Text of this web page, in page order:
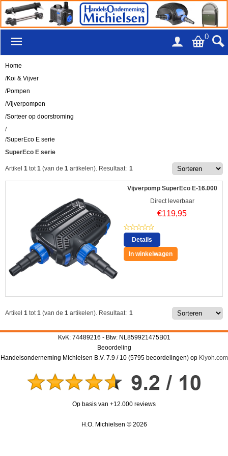
0
Home
/Koi & Vijver
/Pompen
/Vijverpompen
/Sorteer op doorstroming
/
/SuperEco E serie
SuperEco E serie
Artikel 1 tot 1 (van de 1 artikelen). Resultaat: 1
Vijverpomp SuperEco E-16.000
Direct leverbaar
€119,95
Details
In winkelwagen
Artikel 1 tot 1 (van de 1 artikelen). Resultaat: 1
KvK: 74489216 - Btw: NL859921475B01
Beoordeling
Handelsonderneming Michielsen B.V. 7.9/ 10(5795beoordelingen) op Kiyoh.com
Op basis van +12.000 reviews
H.O. Michielsen © 2026